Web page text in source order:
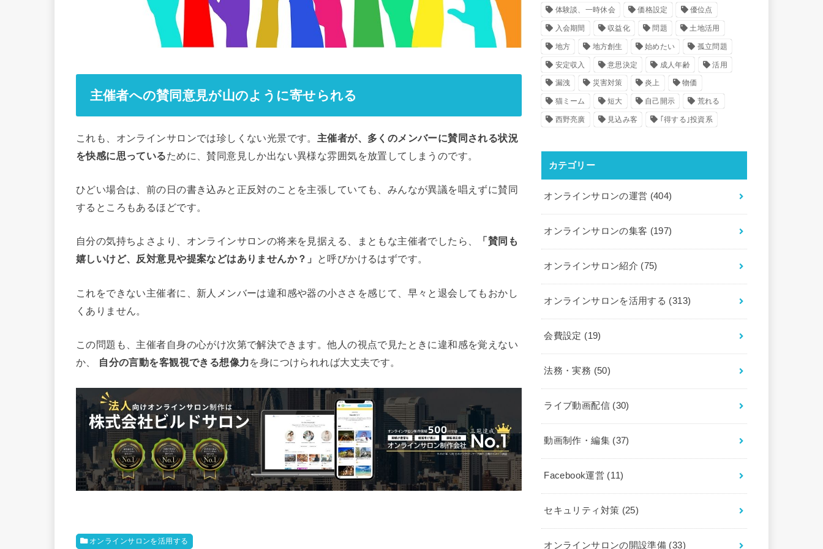
主催者への賛同意見が山のように寄せられる
これも、オンラインサロンでは珍しくない光景です。 主催者が、多くのメンバーに賛同される状況
を快感に思っているために、賛同意見しか出ない異様な雰囲気を放置してしまうのです。
ひどい場合は、前の日の書き込みと正反対のことを主張していても、みんなが異議を唱えずに賛同
するところもあるほどです。
自分の気持ちよさより、オンラインサロンの将来を見据える、まともな主催者でしたら、
「賛同も
嬉しいけど、反対意見や提案などはありませんか？」
と呼びかけるはずです。
これをできない主催者に、新人メンバーは違和感や器の小ささを感じて、早々と退会してもおかし
くありません。
この問題も、主催者自身の心がけ次第で解決できます。他人の視点で見たときに違和感を覚えない
か、 自分の言動を客観視できる想像力を身につけられれば大丈夫です。
オンラインサロンを活用する
体験談、一時休会 価格設定 優位点
入会期間 収益化 問題 土地活用
地方 地方創生 始めたい 孤立問題
安定収入 意思決定 成人年齢 活用
漏洩 災害対策 炎上 物価
猫ミーム 短大 自己開示 荒れる
西野亮廣 見込み客 ｢得する｣投資系
カテゴリー
オンラインサロンの運営 (404)
オンラインサロンの集客 (197)
オンラインサロン紹介 (75)
オンラインサロンを活用する (313)
会費設定 (19)
法務・実務 (50)
ライブ動画配信 (30)
動画制作・編集 (37)
Facebook運営 (11)
セキュリティ対策 (25)
オンラインサロンの開設準備 (33)